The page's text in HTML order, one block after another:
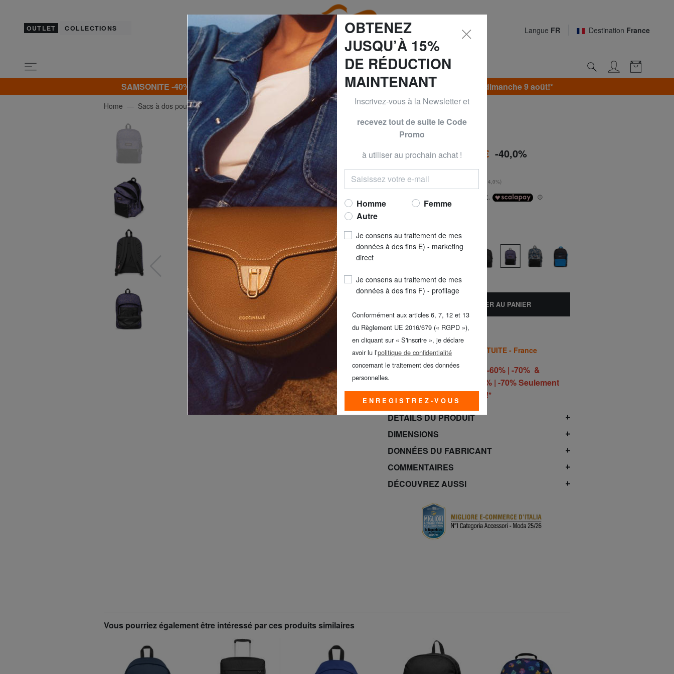
OUTLET COLLECTIONS Langue FR Destination France
SAMSONITE -40% | -50% | -60% | -70% & BRACCIALINI à -50% | -60% | -70% Seulement jusqu’au dimanche 9 août!*
Home Sacs à dos pour l'École & les Loisirs EASTPAK
EASTPAK
PINNACLE Sac à dos
Maintenant à 56,99 € -40,0%
prix conseillé95,00 €
Meilleur prix 30 derniers jours : 49,99 € (+14,0%)
(3)
COULEUR: marine scintillante
AJOUTER AU PANIER
LIVRAISON GRATUITE - France
SAMSONITE -40% | -50% | -60% | -70% &
BRACCIALINI à -50% | -60% | -70% Seulement
jusqu’au dimanche 9 août!*
DÉTAILS DU PRODUIT
DIMENSIONS
DONNÉES DU FABRICANT
COMMENTAIRES
DÉCOUVREZ AUSSI
Vous pourriez également être intéressé par ces produits similaires
OBTENEZ
JUSQU’À 15%
DE RÉDUCTION
MAINTENANT
Inscrivez-vous à la Newsletter et
recevez tout de suite le Code
Promo
à utiliser au prochain achat !
Homme
Femme
Autre
Je consens au traitement de mes
données à des fins E) - marketing
direct
Je consens au traitement de mes
données à des fins F) - profilage
Conformément aux articles 6, 7, 12 et 13
du Règlement UE 2016/679 (« RGPD »),
en cliquant sur « S'inscrire », je déclare
avoir lu l’politique de confidentialité
concernant le traitement des données
personnelles.
ENREGISTREZ-VOUS